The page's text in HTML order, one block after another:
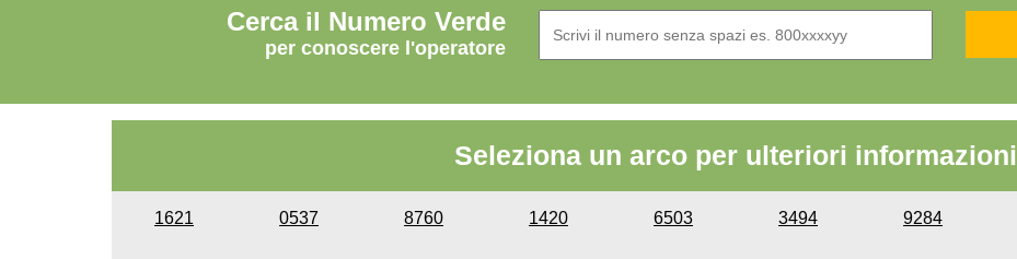
Cerca il Numero Verde
per conoscere l'operatore
Seleziona un arco per ulteriori informazioni
1621 0537 8760 1420 6503 3494 9284